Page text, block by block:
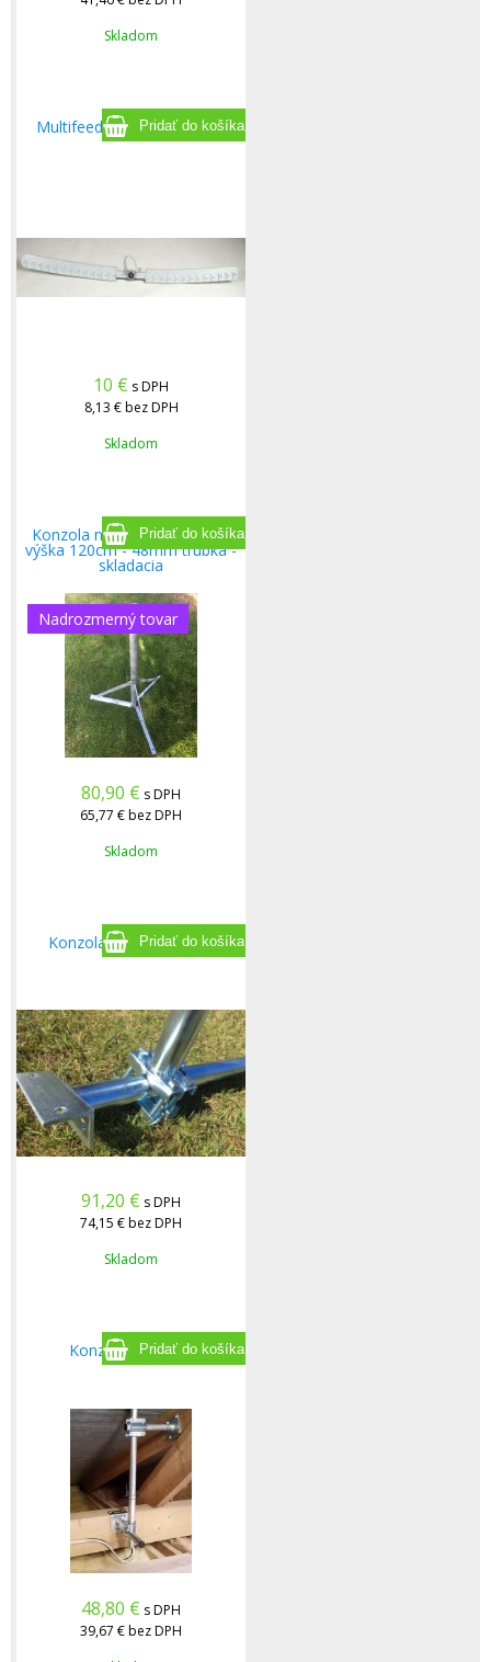
Skladom
Multifeed FUBA - koľajnica
10 € s DPH
8,13 € bez DPH
Skladom
Konzola na plochú strechu -
výška 120cm - 48mm trubka -
skladacia
Nadrozmerný tovar
80,90 € s DPH
65,77 €bez DPH
Skladom
Konzola medzi klieštiny
91,20 € s DPH
74,15 €bez DPH
Skladom
Konzola do hrady
48,80 € s DPH
39,67 €bez DPH